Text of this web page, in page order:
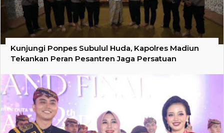
Kunjungi Ponpes Subulul Huda, Kapolres Madiun
Tekankan Peran Pesantren Jaga Persatuan